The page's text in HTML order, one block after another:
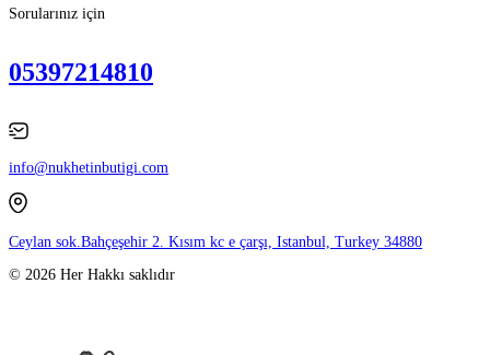
Sorularınız için
05397214810
info@nukhetinbutigi.com
Ceylan sok.Bahçeşehir 2. Kısım kc e çarşı, Istanbul, Turkey 34880
© 2026 Her Hakkı saklıdır